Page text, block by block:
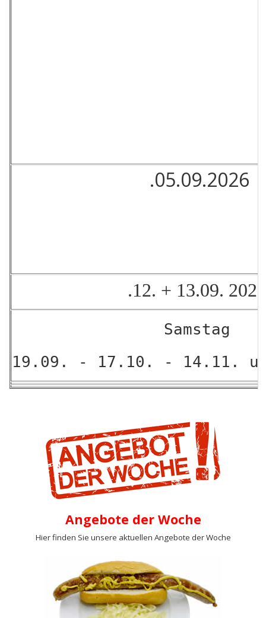
.05.09.2026
.12. + 13.09. 2026
Samstag
19.09. - 17.10. - 14.11.
Angebote der Woche
Hier finden Sie unsere aktuellen Angebote der Woche